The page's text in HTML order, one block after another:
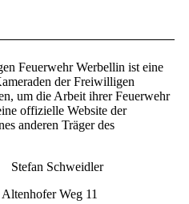
Feuerwehr Werbellin ist eine
der Freiwilligen
um die Arbeit ihrer Feuerwehr
offizielle Website der
anderen Träger des
Stefan Schweidler
11